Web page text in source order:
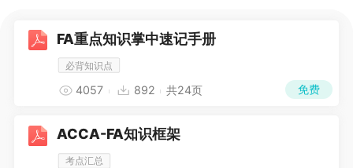
FA重点知识掌中速记手册
必背知识点
4057 892 共24页 免费
ACCA-FA知识框架
考点汇总